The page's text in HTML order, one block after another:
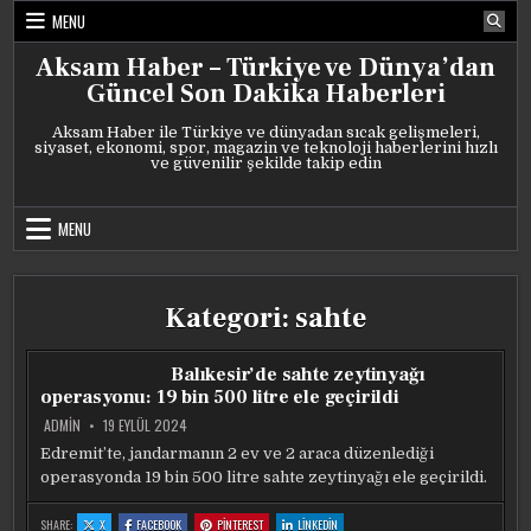
Skip
content
MENU
Aksam Haber – Türkiye ve Dünya’dan
Güncel Son Dakika Haberleri
Aksam Haber ile Türkiye ve dünyadan sıcak gelişmeleri,
siyaset, ekonomi, spor, magazin ve teknoloji haberlerini hızlı
ve güvenilir şekilde takip edin
MENU
Kategori: sahte
Balıkesir’de sahte zeytinyağı
operasyonu: 19 bin 500 litre ele geçirildi
ADMIN 19 EYLÜL 2024
Edremit’te, jandarmanın 2 ev ve 2 araca düzenlediği
operasyonda 19 bin 500 litre sahte zeytinyağı ele geçirildi.
SHARE: X: FACEBOOK: PINTEREST: LINKEDIN